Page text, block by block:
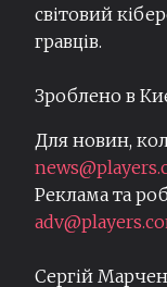
світовий
гравців.
Зроблено в
Для новин,
Реклама та
Сергій